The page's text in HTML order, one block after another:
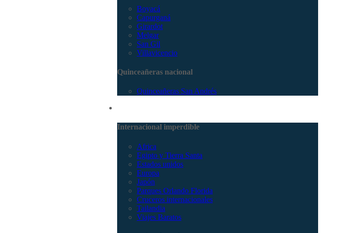
Boyacá
Capurganá
Girardot
Melgar
San Gil
Villavicencio
Quinceañeras nacional
Quinceañeras San Andrés
Internacional imperdible
Africa
Egipto y Tierra Santa
Estados unidos
Europa
Japón
Parques Orlando Florida
Cruceros internacionales
Tailandia
Viajes Baratos